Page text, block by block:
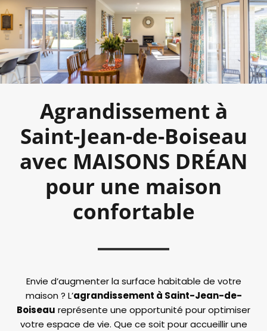
Agrandissement à
Saint-Jean-de-Boiseau
avec MAISONS DRÉAN
pour une maison
confortable
Envie d’augmenter la surface habitable de votre
maison ? L’agrandissement à Saint-Jean-de-
Boiseau représente une opportunité pour optimiser
votre espace de vie. Que ce soit pour accueillir une